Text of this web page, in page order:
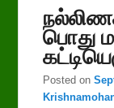
பொது
Posted on